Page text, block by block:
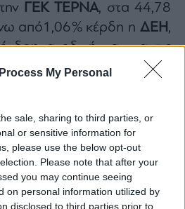
My Personal
sale, sharing to third parties, or
or sensitive information for
please use the below opt-out
Please note that after your
you may continue seeing
on personal information utilized by
disclosed to third parties prior to
ΓΕΚ ΤΕΡΝΑ, στα 44,78
από1,06% κέρδη η ΔΕΗ,
ανοδική και για τις
1,92% η
ευρώ που ασφαλώς
την αποκλιμάκωση των
ενώ με +2,75% η
, στα 54,15 ευρώ που
ότι θα πρωταγωνιστήσει